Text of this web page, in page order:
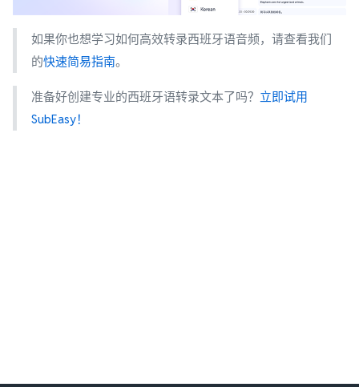
如果你也想学习如何高效转录西班牙语音频，请查看我们
的快速简易指南。
准备好创建专业的西班牙语转录文本了吗？ 立即试用
SubEasy！